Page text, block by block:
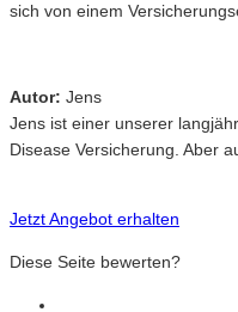
sich von einem
Autor: Jens
Jens ist einer unserer
Disease Versicherung. Aber
Jetzt Angebot erhalten
Diese Seite bewerten?